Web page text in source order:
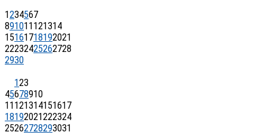
1234567
891011 121314
15161718192021
22232425262728
2930
123
45678910
11 121314151617
18192021222324
25262728293031